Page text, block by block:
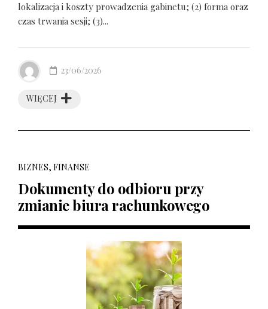
lokalizacja i koszty prowadzenia gabinetu; (2) forma oraz
czas trwania sesji; (3)...
WIĘCEJ
23/06/2026
BIZNES, FINANSE
Dokumenty do odbioru przy
zmianie biura rachunkowego